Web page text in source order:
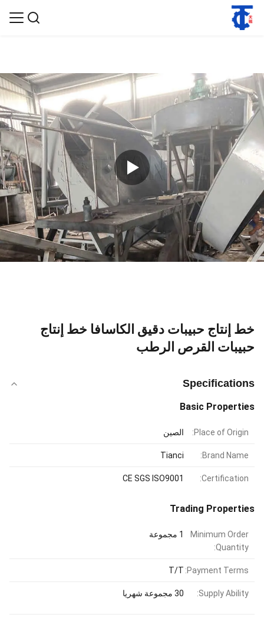
خط إنتاج حبيبات دقيق الكاسافا خط إنتاج
حبيبات القرص الرطب
Specifications
Basic Properties
Place of Origin: الصين
Brand Name:
Tianci
Certification:
CE SGS ISO9001
Trading Properties
Minimum Order
Quantity:
1 مجموعة
Payment Terms:
T/T
Supply Ability: 30 مجموعة شهريا